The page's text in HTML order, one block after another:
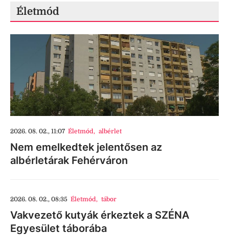
Életmód
2026. 08. 02., 11:07 Életmód, albérlet
Nem emelkedtek jelentősen az
albérletárak Fehérváron
2026. 08. 02., 08:35 Életmód, tábor
Vakvezető kutyák érkeztek a SZÉNA
Egyesület táborába